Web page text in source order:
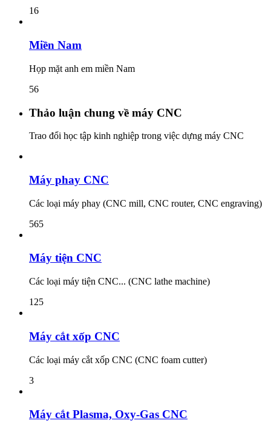
16
Miền Nam
Họp mặt anh em miền Nam
56
Thảo luận chung về máy CNC
Trao đổi học tập kinh nghiệp trong việc dựng máy CNC
Máy phay CNC
Các loại máy phay (CNC mill, CNC router, CNC engraving)
565
Máy tiện CNC
Các loại máy tiện CNC... (CNC lathe machine)
125
Máy cắt xốp CNC
Các loại máy cắt xốp CNC (CNC foam cutter)
3
Máy cắt Plasma, Oxy-Gas CNC